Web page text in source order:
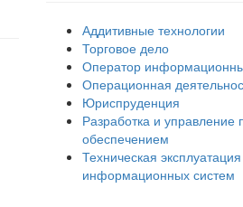
Аддитивные технологии
Торговое дело
Оператор
Операционная
Юриспруденция
Разработка и
обеспечением
Техническая
информационных систем